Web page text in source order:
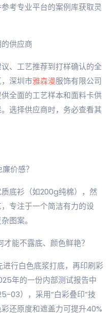
考专业平台的案例库获取灵
供应商
、工艺推荐到打样确认的全
深圳市雅森漫服饰有限公司
全面的工艺样本和面料卡供
选择供应商时，务必查看其
价感？
底衫（如200g纯棉），然
专注于一个简洁有力的设
图案。
能不露底、颜色鲜艳？
行白色底浆打底，再印刷彩
年的一份内部测试报告中
03），采用“白彩叠印”技
还原度和遮盖力可提升40%